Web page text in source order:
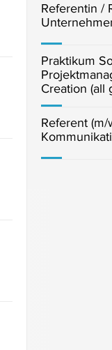
Referentin /
Praktikum
Creation (all
Referent